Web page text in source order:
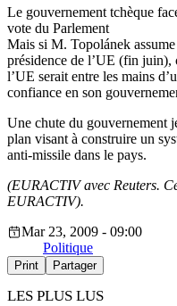
Le gouvernement tchèque
vote du Parlement
Mais si M. Topolánek
présidence de l’UE (fin juin),
l’UE serait entre les mains
confiance en son
Une chute du gouvernement
plan visant à construire un
anti-missile dans le pays.
(EURACTIV avec Reuters.
EURACTIV).
Mar 23, 2009 - 09:00
Politique
Print Partager
LES PLUS LUS